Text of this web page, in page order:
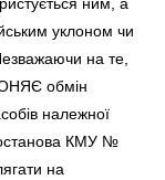
уклоном чи
на те,
обмін
належної
КМУ №
на